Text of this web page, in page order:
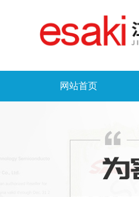
网站首页